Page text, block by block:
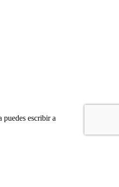
escribir a